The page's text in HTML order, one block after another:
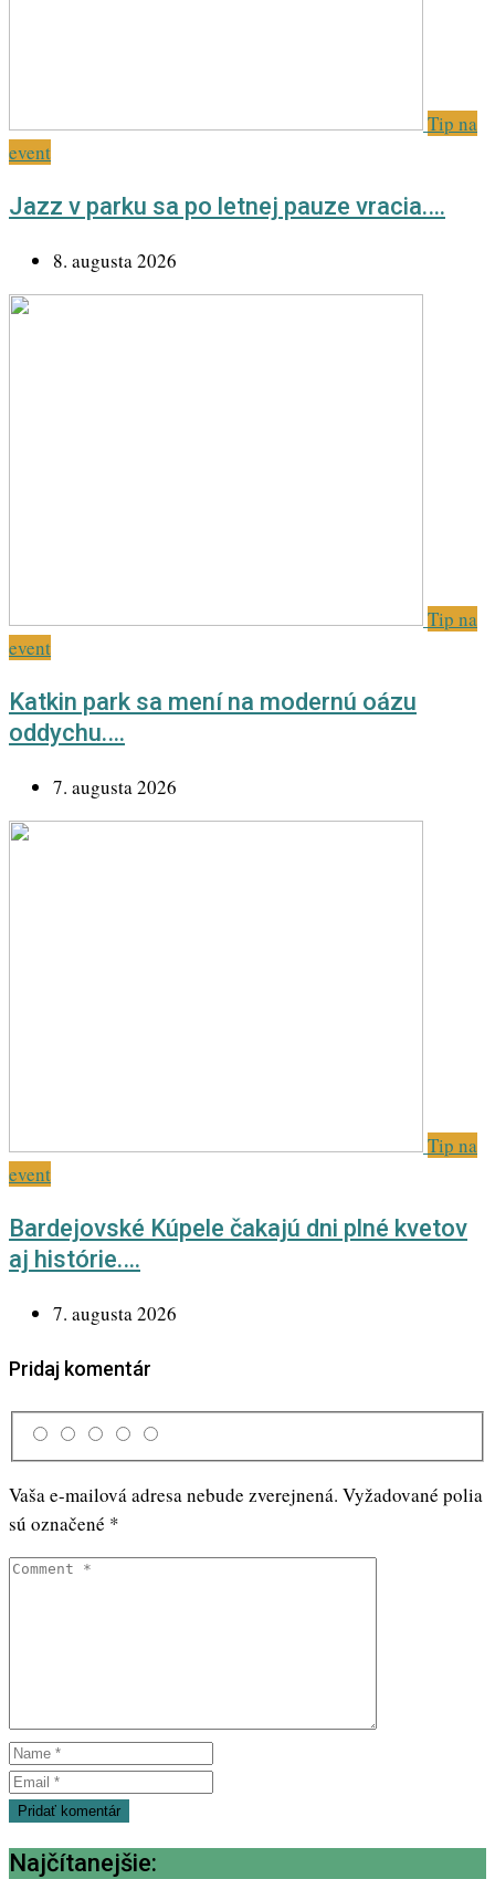
Tip na
event
Jazz v parku sa po letnej pauze vracia.…
8. augusta 2026
Tip na
event
Katkin park sa mení na modernú oázu
oddychu.…
7. augusta 2026
Tip na
event
Bardejovské Kúpele čakajú dni plné kvetov
aj histórie.…
7. augusta 2026
Pridaj komentár
Vaša e-mailová adresa nebude zverejnená. Vyžadované polia
sú označené *
Najčítanejšie: